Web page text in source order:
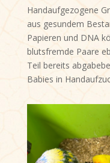
Handaufgezogene
aus gesundem
Papieren und DNA
blutsfremde Paare
Teil bereits
Babies in